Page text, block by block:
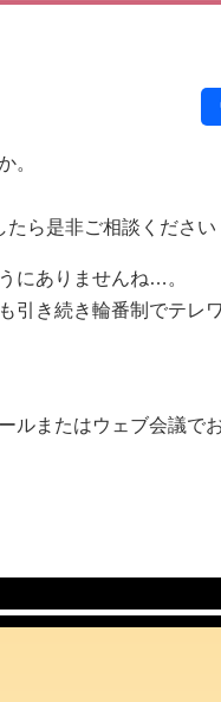
。
ら是非ご相談ください
にありませんね…。
き続き輪番制でテレ
またはウェブ会議で